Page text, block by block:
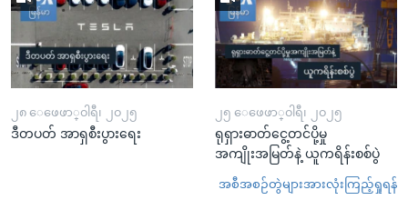
၂၈ ေဖေဖာ္၀ါရီ၊ ၂၀၂၅
ဒီတပတ် အာရှစီးပွားရေး
၂၅ ေဖေဖာ္၀ါရီ၊ ၂၀၂၅
ရုရှားဓာတ်ငွေ့တင်ပို့မှု
အကျိုးအမြတ်နဲ့ ယူကရိန်းစစ်ပွဲ
အစီအစဉ်တွဲများအားလုံးကြည့်ရှုရန်